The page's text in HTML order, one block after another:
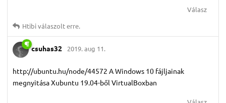
Válasz
Htibiválaszolt erre.
csuhas32 2019. aug 11.
http://ubuntu.hu/node/44572 A Windows 10 fájljainak
megnyitása Xubuntu 19.04-ből VirtualBoxban